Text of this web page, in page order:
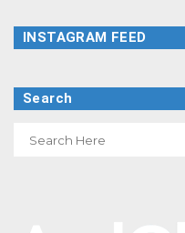
INSTAGRAM FEED
Search